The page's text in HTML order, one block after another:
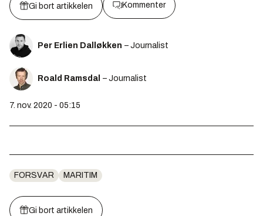
Gi bort artikkelen Kommenter
Per Erlien Dalløkken – Journalist
Roald Ramsdal – Journalist
7. nov. 2020 - 05:15
FORSVAR MARITIM
Gi bort artikkelen